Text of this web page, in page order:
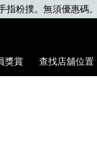
指粉撲。無須優惠碼
獎賞 查找店舖位置